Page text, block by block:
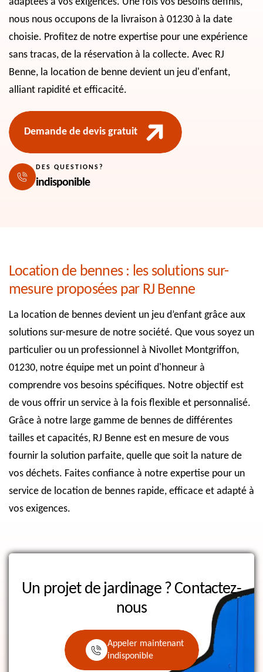
nous nous occupons de la livraison à 01230 à la date
choisie. Profitez de notre expertise pour une expérience
sans tracas, de la réservation à la collecte. Avec RJ
Benne, la location de benne devient un jeu d'enfant,
alliant rapidité et efficacité.
Demande de devis gratuit
DES QUESTIONS?
indisponible
Location de bennes : les solutions sur-
mesure proposées par RJ Benne
La location de bennes devient un jeu d’enfant grâce aux
solutions sur-mesure de notre société. Que vous soyez un
particulier ou un professionnel à Nivollet Montgriffon,
01230, notre équipe met un point d'honneur à
comprendre vos besoins spécifiques. Notre objectif est
de vous offrir un service à la fois flexible et personnalisé.
Grâce à notre large gamme de bennes de différentes
tailles et capacités, RJ Benne est en mesure de vous
fournir la solution parfaite, quelle que soit la nature de
vos déchets. Faites confiance à notre expertise pour un
service de location de bennes rapide, efficace et adapté à
vos exigences.
Un projet de jardinage ? Contactez-
nous
Appeler maintenant
indisponible